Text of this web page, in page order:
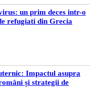
un prim deces intr-o
refugiati din Grecia
Impactul asupra
și strategii de